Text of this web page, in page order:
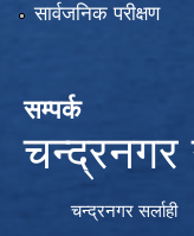
सार्वजनिक परीक्षण
सम्पर्क
चन्द्रनगर
चन्द्रनगर सर्लाही